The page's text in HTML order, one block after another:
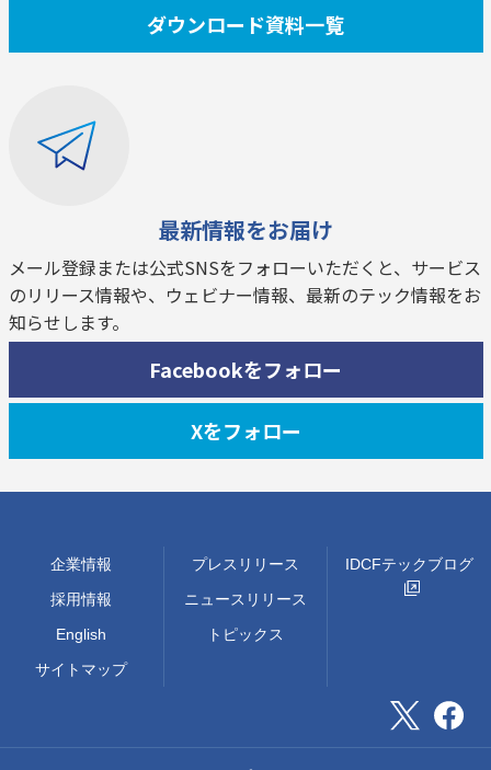
ダウンロード資料一覧
最新情報をお届け
メール登録または公式SNSをフォローいただくと、サービス
のリリース情報や、ウェビナー情報、最新のテック情報をお
知らせします。
Facebookをフォロー
Xをフォロー
企業情報
採用情報
English
サイトマップ
プレスリリース
ニュースリリース
トピックス
IDCFテックブログ